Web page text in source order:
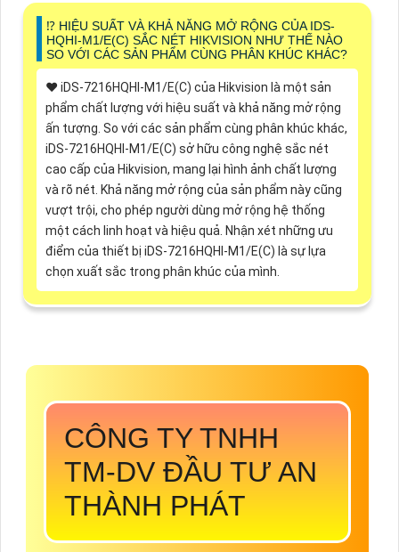
⁉️ HIỆU SUẤT VÀ KHẢ NĂNG MỞ RỘNG CỦA IDS-
HQHI-M1/E(C) SẮC NÉT HIKVISION NHƯ THẾ NÀO
SO VỚI CÁC SẢN PHẨM CÙNG PHÂN KHÚC KHÁC?
♥️ iDS-7216HQHI-M1/E(C) của Hikvision là một sản
phẩm chất lượng với hiệu suất và khả năng mở rộng
ấn tượng. So với các sản phẩm cùng phân khúc khác,
iDS-7216HQHI-M1/E(C) sở hữu công nghệ sắc nét
cao cấp của Hikvision, mang lại hình ảnh chất lượng
và rõ nét. Khả năng mở rộng của sản phẩm này cũng
vượt trội, cho phép người dùng mở rộng hệ thống
một cách linh hoạt và hiệu quả. Nhận xét những ưu
điểm của thiết bị iDS-7216HQHI-M1/E(C) là sự lựa
chọn xuất sắc trong phân khúc của mình.
CÔNG TY TNHH
TM-DV ĐẦU TƯ AN
THÀNH PHÁT